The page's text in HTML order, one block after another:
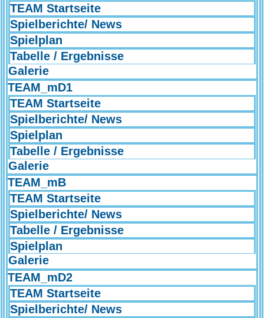
TEAM Startseite
Spielberichte/ News
Spielplan
Tabelle / Ergebnisse
Galerie
TEAM_mD1
TEAM Startseite
Spielberichte/ News
Spielplan
Tabelle / Ergebnisse
Galerie
TEAM_mB
TEAM Startseite
Spielberichte/ News
Tabelle / Ergebnisse
Spielplan
Galerie
TEAM_mD2
TEAM Startseite
Spielberichte/ News